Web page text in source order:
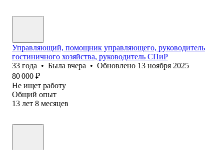
Управляющий, помощник управляющего, руководитель
гостиничного хозяйства, руководитель СПиР
33 года • Была вчера • Обновлено 13 ноября 2025
80 000 ₽
Не ищет работу
Общий опыт
13 лет 8 месяцев